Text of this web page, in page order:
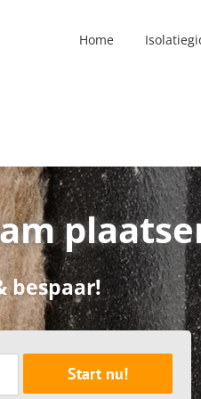
Home
bespaar!
Start nu!